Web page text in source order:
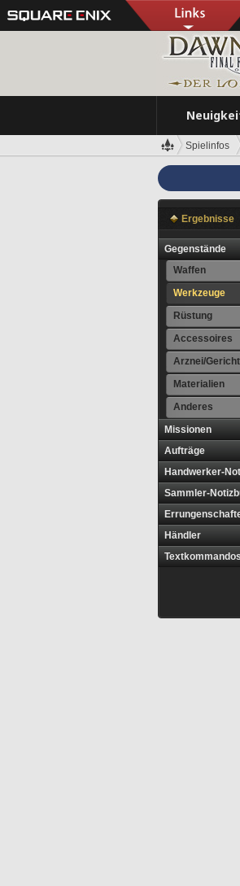
Spielinfos
Ergebnisse
Gegenstände
Waffen
Werkzeuge
Rüstung
Accessoires
Arznei/
Materialien
Anderes
Missionen
Aufträge
Handwerker-
Sammler-
Händler
Textkommandos